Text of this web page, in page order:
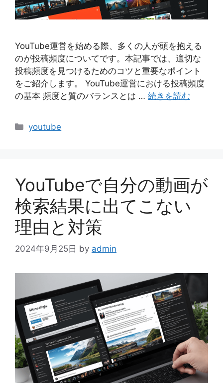
YouTube運営を始める際、多くの人が頭を抱える
のが投稿頻度についてです。本記事では、適切な
投稿頻度を見つけるためのコツと重要なポイント
をご紹介します。 YouTube運営における投稿頻度
の基本 頻度と質のバランスとは … 続きを読む
カ
youtube
YouTubeで自分の動画が
検索結果に出てこない
理由と対策
2024年9月25日 by admin